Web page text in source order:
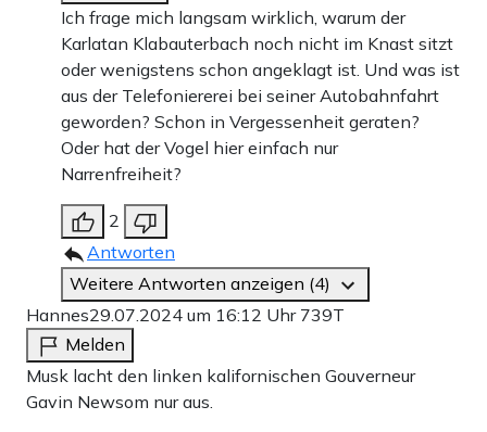
Ich frage mich langsam wirklich, warum der
Karlatan Klabauterbach noch nicht im Knast sitzt
oder wenigstens schon angeklagt ist. Und was ist
aus der Telefoniererei bei seiner Autobahnfahrt
geworden? Schon in Vergessenheit geraten?
Oder hat der Vogel hier einfach nur
Narrenfreiheit?
2
Antworten
Weitere Antworten anzeigen (4)
Hannes29.07.2024 um 16:12 Uhr 739T
Melden
Musk lacht den linken kalifornischen Gouverneur
Gavin Newsom nur aus.